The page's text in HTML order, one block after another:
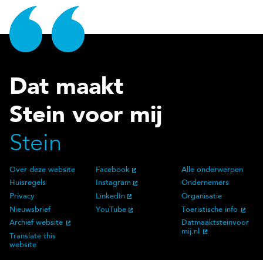
Dat maakt
Stein voor mij
Stein
Over deze website
Over deze website
Huisregels
Privacy
Nieuwsbrief
Archief website
Translate this
website
Social Media
Facebook
Instagram
LinkedIn
YouTube
Alle onderwerpen
Ondernemers
Organisatie
Toeristische info
Datmaaktsteinvoor
mij.nl